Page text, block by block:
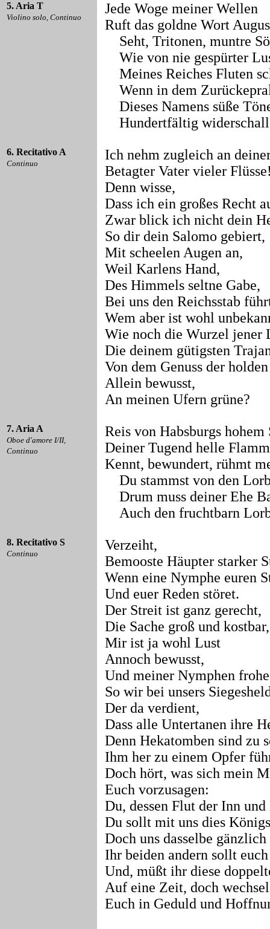
5. Aria T
Violino solo, Continuo
Jede Woge meiner Wellen
Ruft das goldne Wort
Seht, Tritonen, muntre
Wie von nie gespürter
Meines Reiches Fluten
Wenn in dem
Dieses Namens süße
Hundertfältig
6. Recitativo A
Continuo
Ich nehm zugleich an
Betagter Vater vieler
Denn wisse,
Dass ich ein großes Recht
Zwar blick ich nicht dein
So dir dein Salomo gebiert,
Mit scheelen Augen an,
Weil Karlens Hand,
Des Himmels seltne Gabe,
Bei uns den Reichsstab
Wem aber ist wohl
Wie noch die Wurzel jener
Die deinem gütigsten
Von dem Genuss der
Allein bewusst,
An meinen Ufern grüne?
7. Aria A
Oboe d'amore I/II,
Continuo
Reis von Habsburgs hohem
Deiner Tugend helle
Kennt, bewundert, rühmt
Du stammst von den
Drum muss deiner Ehe
Auch den fruchtbarn
8. Recitativo S
Continuo
Verzeiht,
Bemooste Häupter starker
Wenn eine Nymphe euren
Und euer Reden störet.
Der Streit ist ganz gerecht,
Die Sache groß und
Mir ist ja wohl Lust
Annoch bewusst,
Und meiner Nymphen
So wir bei unsers
Der da verdient,
Dass alle Untertanen ihre
Denn Hekatomben sind zu
Ihm her zu einem Opfer
Doch hört, was sich mein
Euch vorzusagen:
Du, dessen Flut der Inn
Du sollt mit uns dies
Doch uns dasselbe gänzlich
Ihr beiden andern sollt
Und, müßt ihr diese
Auf eine Zeit, doch
Euch in Geduld und